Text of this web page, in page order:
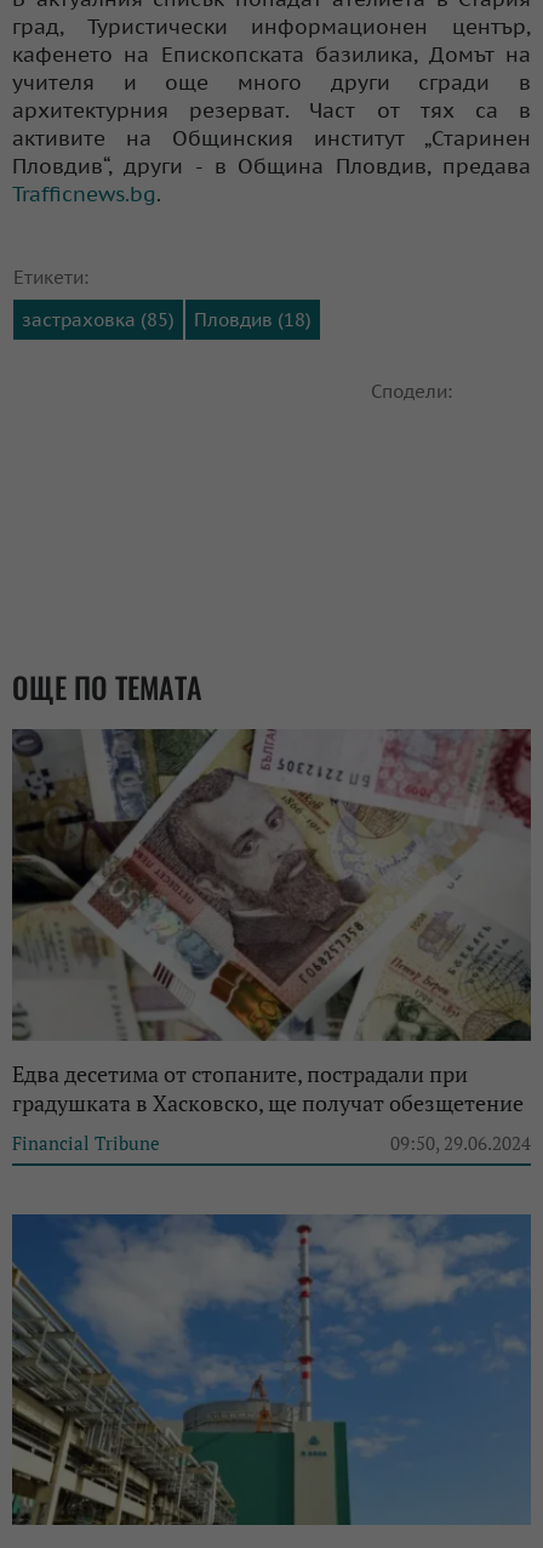
град, Туристически информационен център,
кафенето на Епископската базилика, Домът на
учителя и още много други сгради в
архитектурния резерват. Част от тях са в
активите на Общинския институт „Старинен
Пловдив“, други - в Община Пловдив, предава
Trafficnews.bg.
Етикети:
застраховка (85)
Пловдив (18)
Сподели:
ОЩЕ ПО ТЕМАТА
Едва десетима от стопаните, пострадали при
градушката в Хасковско, ще получат обезщетение
Financial Tribune 09:50, 29.06.2024